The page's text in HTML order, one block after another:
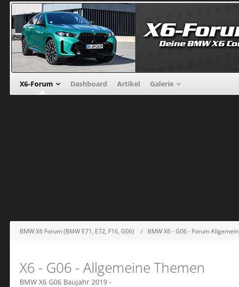
X6-Forum Dashboard Artikel Galerie
BMW X6 Forum (BMW E71, E72, F16, G06) BMW X6 - G06 - Forum Allgemein
X6 - G06 - Allgemeine Themen
BMW X6 G06 Baujahr 2019 -